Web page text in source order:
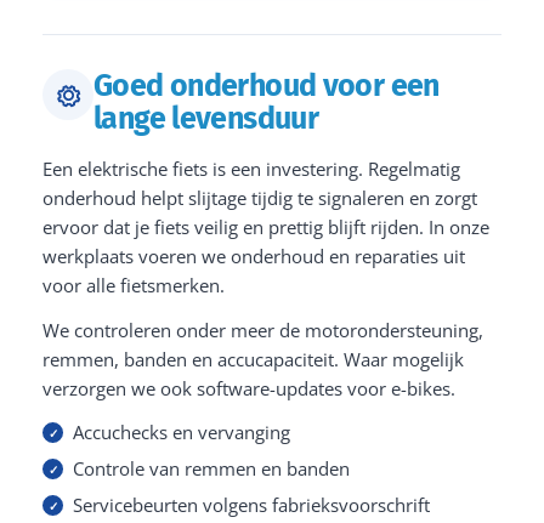
Goed onderhoud voor een
lange levensduur
Een elektrische fiets is een investering. Regelmatig
onderhoud helpt slijtage tijdig te signaleren en zorgt
ervoor dat je fiets veilig en prettig blijft rijden. In onze
werkplaats voeren we onderhoud en reparaties uit
voor alle fietsmerken.
We controleren onder meer de motorondersteuning,
remmen, banden en accucapaciteit. Waar mogelijk
verzorgen we ook software-updates voor e-bikes.
Accuchecks en vervanging
Controle van remmen en banden
Servicebeurten volgens fabrieksvoorschrift